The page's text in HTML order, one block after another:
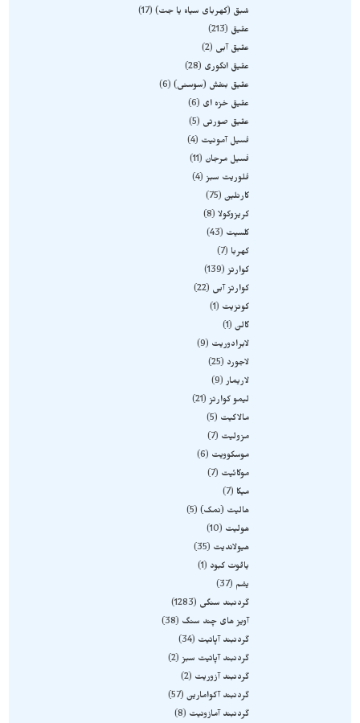
شبق (کهربای سیاه یا جت) 17
عقیق
213
عقیق آبی
2
عقیق انگوری
28
عقیق بنفش (سوسنی) 6
عقیق خزه ای
6
عقیق صورتی
5
فسیل آمونیت
4
فسیل مرجان
11
فلوریت سبز
4
کارنلین 75
کریزوکولا 8
کلسیت
43
کهربا
7
کوارتز
139
کوارتز آبی
22
کونزیت
1
گالن 1
لابرادوریت
9
لاجورد
25
لاریمار
9
لیمو کوارتز
21
مالاکیت
5
مزولیت
7
موسکوویت
6
موکائیت
7
میکا
7
هالیت (نمک) 5
هولیت
10
هیولاندیت
35
یاقوت کبود
1
یشم
37
گردنبند سنگی
1283
آویز های چند سنگ
38
گردنبند آپاتیت
34
گردنبند آپاتیت سبز
2
گردنبند آزوریت
2
گردنبند آکوامارین 57
گردنبند آمازونیت
8